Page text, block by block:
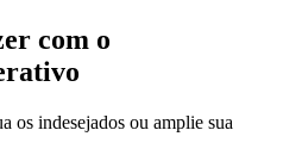
com o
os indesejados ou amplie sua